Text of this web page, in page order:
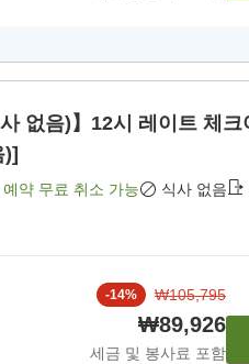
사 없음)】12시 레이트 체
)]
예약 무료 취소 가능 식사 없음
-14% ₩105,795
₩89,926
세금 및 봉사료 포함